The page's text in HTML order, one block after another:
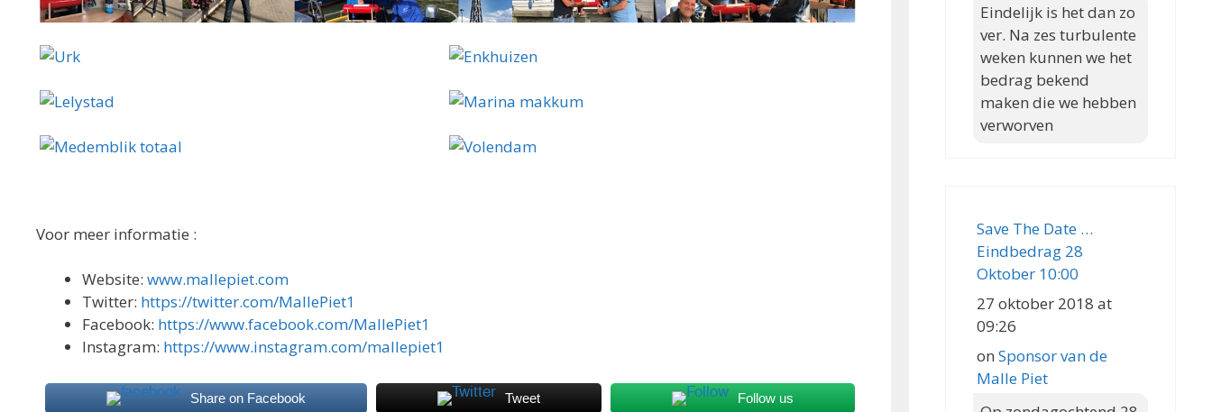
Voor meer informatie :
Website: www.mallepiet.com
Twitter: https://twitter.com/MallePiet1
Facebook: https://www.facebook.com/MallePiet1
Instagram: https://www.instagram.com/mallepiet1
Share on Facebook Tweet Follow us
Eindelijk is het dan zo
ver. Na zes turbulente
weken kunnen we het
bedrag bekend
maken die we hebben
verworven
Save The Date …
Eindbedrag 28
Oktober 10:00
27 oktober 2018 at
09:26
on Sponsor van de
Malle Piet